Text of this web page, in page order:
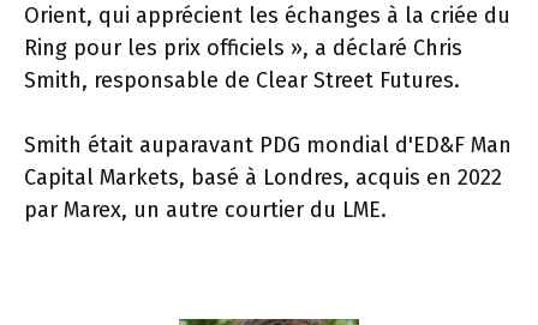
Orient, qui apprécient les échanges à la criée du
Ring pour les prix officiels », a déclaré Chris
Smith, responsable de Clear Street Futures.
Smith était auparavant PDG mondial d'ED&F Man
Capital Markets, basé à Londres, acquis en 2022
par Marex, un autre courtier du LME.